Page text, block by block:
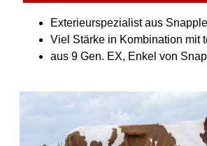
Exterieurspezialist aus
Viel Stärke in Kombination mit
aus 9 Gen. EX, Enkel von